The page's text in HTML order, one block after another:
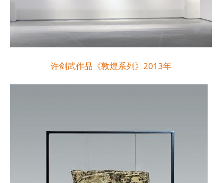
许剑武作品《敦煌系列》2013年